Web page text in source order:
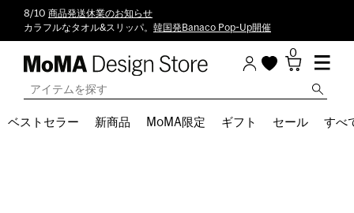
8/10 商品発送休業のお知らせ
カラフルなタオル&スリッパ。 韓国発Banaco Pop-Up開催
0
ベストセラー 新商品 MoMA限定 ギフト セール すべ